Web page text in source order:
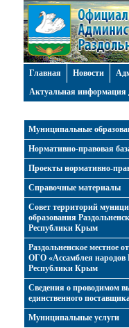
Главная Новости
Актуальная информация
Муниципальные
Нормативно-правовая
Проекты нормативно-
Справочные материалы
Совет территорий
образования
Республики Крым
Раздольненское местное
ОГО «Ассамблея народов
Республики Крым
Cведения о проводимом
единственного
Муниципальные услуги